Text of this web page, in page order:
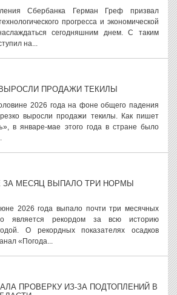
Сбербанка Герман Греф призвал
прогресса и экономической
сегодняшним днем. С таким
на...
ПРОДАЖИ ТЕКИЛЫ
2026 года на фоне общего падения
выросли продажи текилы. Как пишет
в январе-мае этого года в стране было
ЗА МЕСЯЦ ВЫПАЛО ТРИ НОРМЫ
2026 года выпало почти три месячных
является рекордом за всю историю
О рекордных показателях осадков
«Погода...
ПРОВЕРКУ ИЗ-ЗА ПОДТОПЛЕНИЙ В